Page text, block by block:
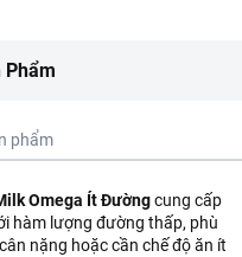
Phẩm
phẩm
Omega Ít Đườngcung cấp
hàm lượng đường thấp, phù
nặng hoặc cần chế độ ăn ít